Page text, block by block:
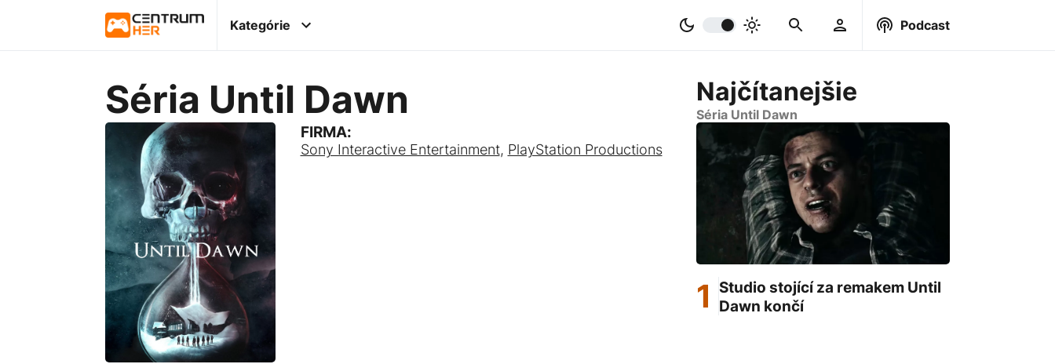
Kategórie Podcast
Séria Until Dawn
FIRMA:
Sony Interactive Entertainment, PlayStation Productions
Najčítanejšie
Séria Until Dawn
Studio stojící za remakem Until
Dawn končí